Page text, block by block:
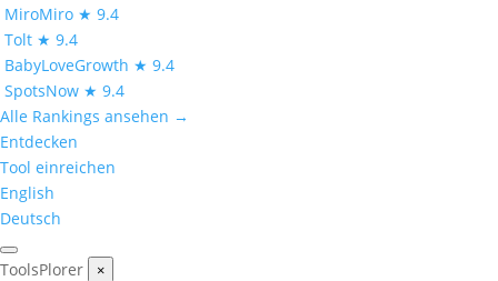
MiroMiro ★ 9.4
Tolt ★ 9.4
BabyLoveGrowth ★ 9.4
SpotsNow ★ 9.4
Alle Rankings ansehen →
Entdecken
Tool einreichen
English
Deutsch
ToolsPlorer ×